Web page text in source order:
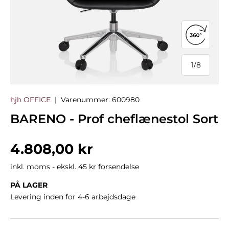
1/
af
8
Åbn
hjh OFFICE | Varenummer: 600980
BARENO - Prof cheflænestol Sort
Normalpris
4.808,00 kr
inkl. moms - ekskl. 45 kr forsendelse
PÅ LAGER
Levering inden for 4-6 arbejdsdage